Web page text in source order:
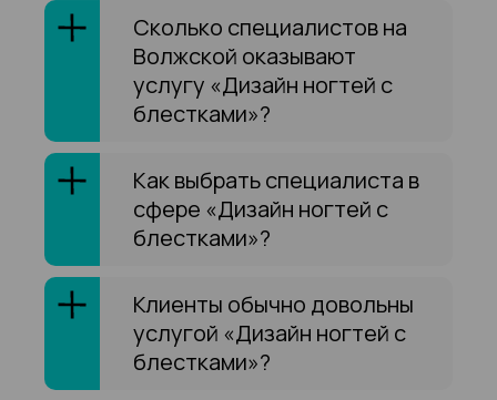
Сколько специалистов на
Волжской оказывают
услугу «Дизайн ногтей с
блестками»?
Как выбрать специалиста в
сфере «Дизайн ногтей с
блестками»?
Клиенты обычно довольны
услугой «Дизайн ногтей с
блестками»?